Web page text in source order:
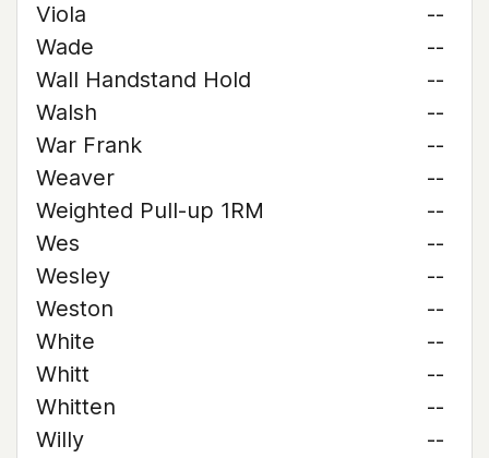
Viola
--
Wade
--
Wall Handstand Hold
--
Walsh
--
War Frank
--
Weaver
--
Weighted Pull-up 1RM
--
Wes
--
Wesley
--
Weston
--
White
--
Whitt
--
Whitten
--
Willy
--